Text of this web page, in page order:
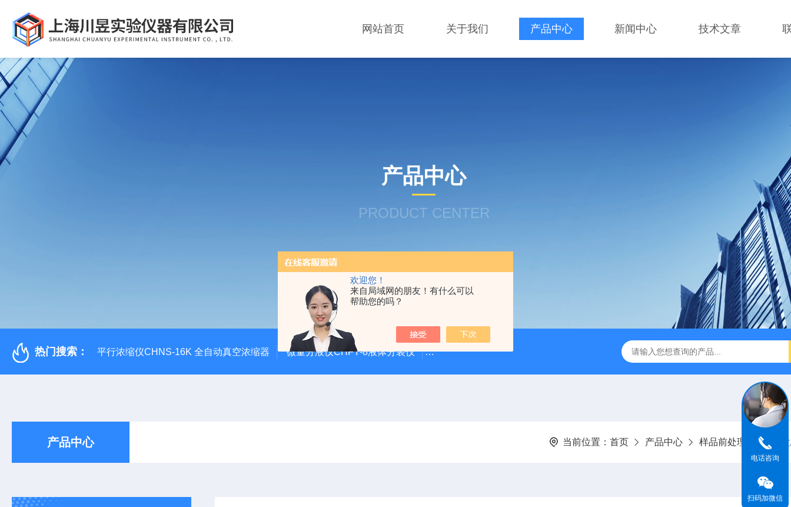
欢迎您！
来自局域网的朋友！有什么可以
帮助您的吗？
网站首页 关于我们 产品中心 新闻中心 技术文章
产品中心
PRODUCT CENTER
热门搜索： 平行浓缩仪CHNS-16K 全自动真空浓缩器 微量分液仪CHFY-8液体分装仪 全自动放射性水样蒸发浓缩赶酸仪ZDGS-8 厌氧手套箱YQX-I半自动厌氧培养箱
产品中心 当前位置： 首页 产品中心 样品前处理 一体
电话咨询
扫码加微信